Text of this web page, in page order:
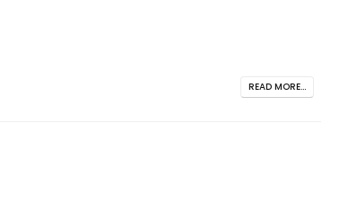
READ MORE...